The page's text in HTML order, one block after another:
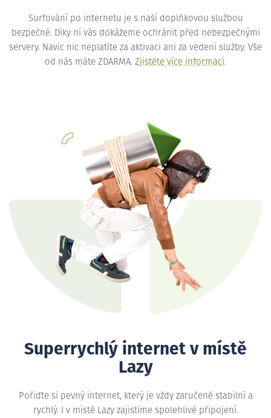
Surfování po internetu je s naší doplňkovou službou
bezpečné. Díky ní vás dokážeme ochránit před nebezpečnými
servery. Navíc nic neplatíte za aktivaci ani za vedení služby. Vše
od nás máte ZDARMA. Zjistěte více informací.
Superrychlý internet v místě
Lazy
Pořiďte si pevný internet, který je vždy zaručeně stabilní a
rychlý. I v místě Lazy zajistíme spolehlivé připojení.